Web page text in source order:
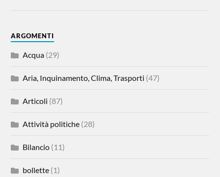
ARGOMENTI
Acqua (29)
Aria, Inquinamento, Clima, Trasporti (47)
Articoli (87)
Attività politiche (28)
Bilancio (11)
bollette (1)